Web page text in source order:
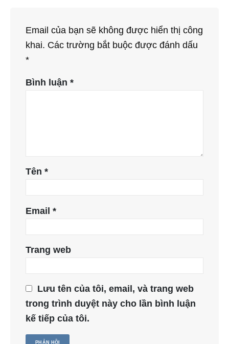
Email của bạn sẽ không được hiển thị công
khai. Các trường bắt buộc được đánh dấu
*
Bình luận *
Tên *
Email *
Trang web
Lưu tên của tôi, email, và trang web
trong trình duyệt này cho lần bình luận
kế tiếp của tôi.